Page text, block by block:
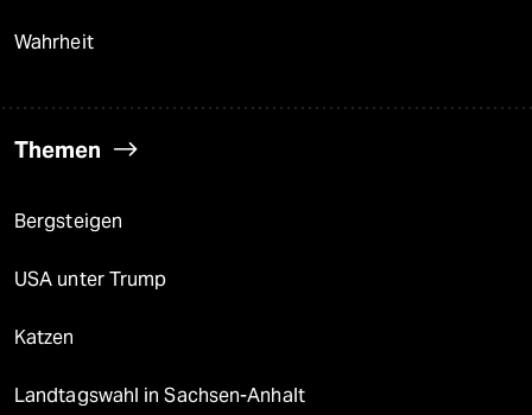
Wahrheit
Themen
Bergsteigen
USA unter Trump
Katzen
Landtagswahl in Sachsen-Anhalt